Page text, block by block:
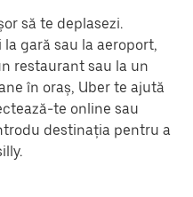
să te deplasezi.
gară sau la aeroport,
restaurant sau la un
în oraș, Uber te ajută
te online sau
destinația pentru a